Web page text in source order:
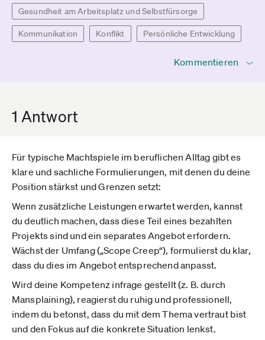
Gesundheit am Arbeitsplatz und Selbstfürsorge
Kommunikation Konflikt Persönliche Entwicklung
Kommentieren
1 Antwort
Für typische Machtspiele im beruflichen Alltag gibt es
klare und sachliche Formulierungen, mit denen du deine
Position stärkst und Grenzen setzt:
Wenn zusätzliche Leistungen erwartet werden, kannst
du deutlich machen, dass diese Teil eines bezahlten
Projekts sind und ein separates Angebot erfordern.
Wächst der Umfang („Scope Creep“), formulierst du klar,
dass du dies im Angebot entsprechend anpasst.
Wird deine Kompetenz infrage gestellt (z. B. durch
Mansplaining), reagierst du ruhig und professionell,
indem du betonst, dass du mit dem Thema vertraut bist
und den Fokus auf die konkrete Situation lenkst.